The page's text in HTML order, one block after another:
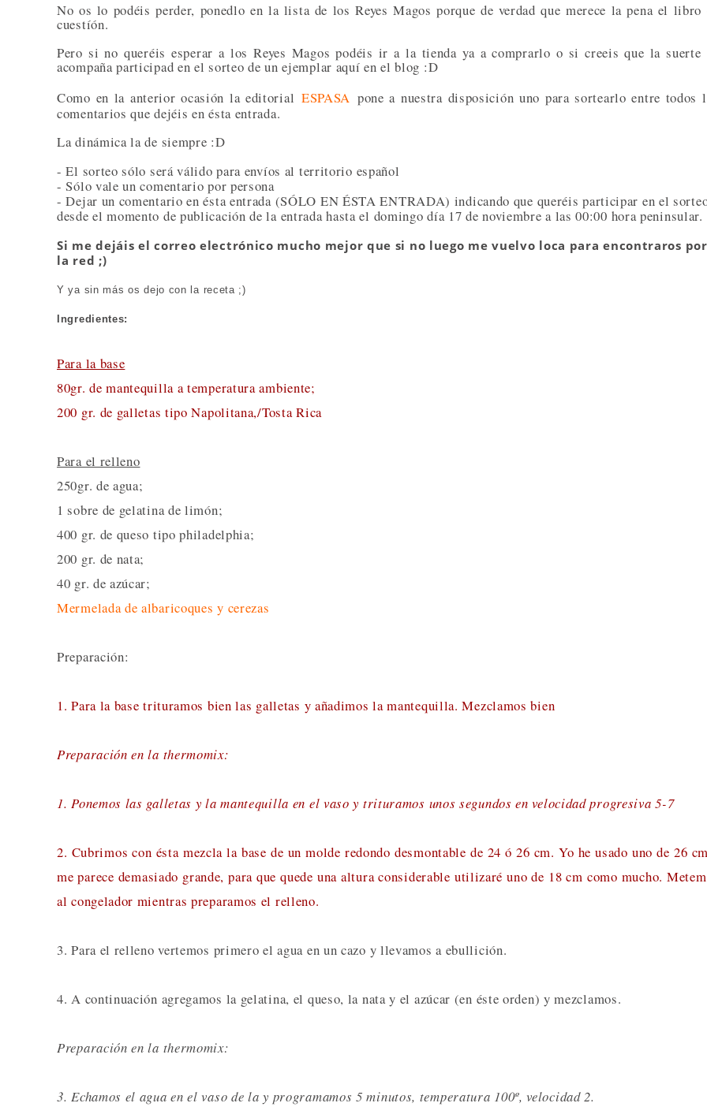
No os lo podéis perder, ponedlo en la lista de los Reyes Magos porque de verdad que merece la pena el libro
cuestíón.
Pero si no queréis esperar a los Reyes Magos podéis ir a la tienda ya a comprarlo o si creeis que la suerte
acompaña participad en el sorteo de un ejemplar aquí en el blog :D
Como en la anterior ocasión la editorial ESPASA pone a nuestra disposición uno para sortearlo entre todos
comentarios que dejéis en ésta entrada.
La dinámica la de siempre :D
- El sorteo sólo será válido para envíos al territorio español
- Sólo vale un comentario por persona
- Dejar un comentario en ésta entrada (SÓLO EN ÉSTA ENTRADA) indicando que queréis participar en el
desde el momento de publicación de la entrada hasta el domingo día 17 de noviembre a las 00:00 hora peninsular.
Si me dejáis el correo electrónico mucho mejor que si no luego me vuelvo loca para encontraros por
la red ;)
Y ya sin más os dejo con la receta ;)
Ingredientes:
Para la base
80gr. de mantequilla a temperatura ambiente;
200 gr. de galletas tipo Napolitana,/Tosta Rica
Para el relleno
250gr. de agua;
1 sobre de gelatina de limón;
400 gr. de queso tipo philadelphia;
200 gr. de nata;
40 gr. de azúcar;
Mermelada de albaricoques y cerezas
Preparación:
1. Para la base trituramos bien las galletas y añadimos la mantequilla. Mezclamos bien
Preparación en la thermomix:
1. Ponemos las galletas y la mantequilla en el vaso y trituramos unos segundos en velocidad progresiva 5-7
2. Cubrimos con ésta mezcla la base de un molde redondo desmontable de 24 ó 26 cm. Yo he usado uno de 26
me parece demasiado grande, para que quede una altura considerable utilizaré uno de 18 cm como mucho.
al congelador mientras preparamos el relleno.
3. Para el relleno vertemos primero el agua en un cazo y llevamos a ebullición.
4. A continuación agregamos la gelatina, el queso, la nata y el azúcar (en éste orden) y mezclamos.
Preparación en la thermomix:
3. Echamos el agua en el vaso de la y programamos 5 minutos, temperatura 100º, velocidad 2.